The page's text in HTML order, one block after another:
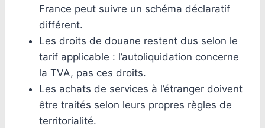
France peut suivre un schéma déclaratif
différent.
Les droits de douane restent dus selon le
tarif applicable : l’autoliquidation concerne
la TVA, pas ces droits.
Les achats de services à l’étranger doivent
être traités selon leurs propres règles de
territorialité.